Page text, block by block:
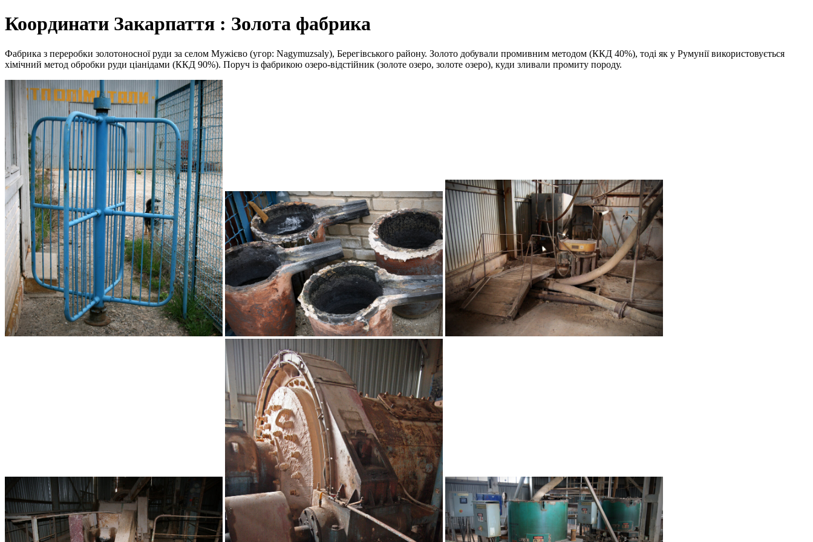
Координати Закарпаття : Золота фабрика
Фабрика з переробки золотоносної руди за селом Мужієво (угор: Nagymuzsaly), Берегівського району. Золото добували промивним методом (ККД 40%), тоді як у Румунії використовується
хімічний метод обробки руди ціанідами (ККД 90%). Поруч із фабрикою озеро-відстійник (золоте озеро, золоте озеро), куди зливали промиту породу.